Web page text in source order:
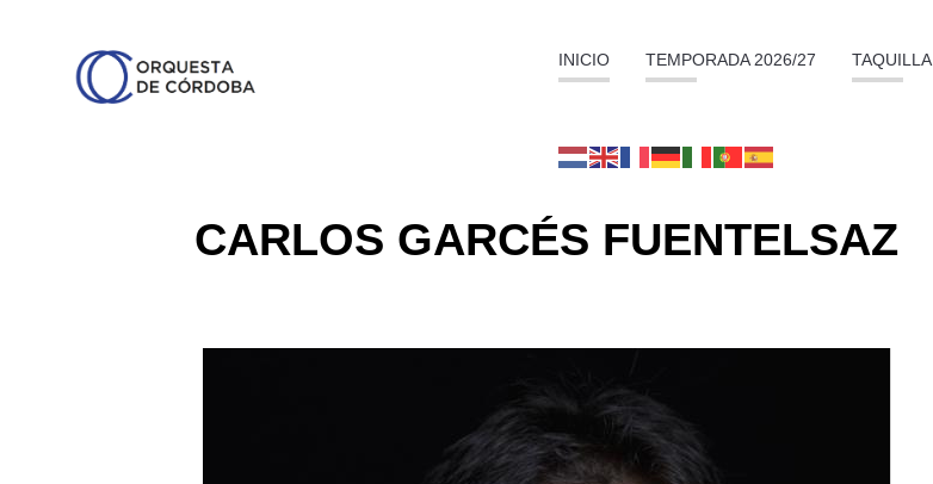
INICIO TEMPORADA 2026/27 TAQUILLA
CARLOS GARCÉS FUENTELSAZ